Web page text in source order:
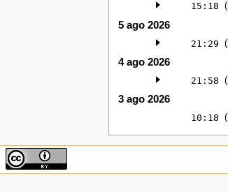
15:18(
5 ago 2026
21:29(
4 ago 2026
21:58(
3 ago 2026
10:18